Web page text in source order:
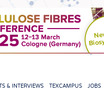
& INTERVIEWS TEXCAMPUS JOBS